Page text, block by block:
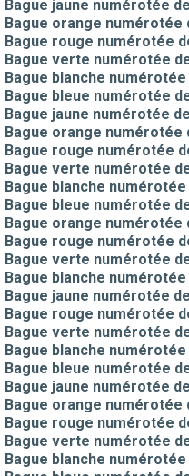
Bague jaune numérotée
Bague orange numérotée
Bague rouge numérotée
Bague verte numérotée
Bague blanche
Bague bleue numérotée
Bague jaune numérotée
Bague orange numérotée
Bague rouge numérotée
Bague verte numérotée
Bague blanche
Bague bleue numérotée
Bague orange numérotée
Bague rouge numérotée
Bague verte numérotée
Bague blanche
Bague jaune numérotée
Bague rouge numérotée
Bague verte numérotée
Bague blanche
Bague bleue numérotée
Bague jaune numérotée
Bague orange numérotée
Bague rouge numérotée
Bague verte numérotée
Bague blanche